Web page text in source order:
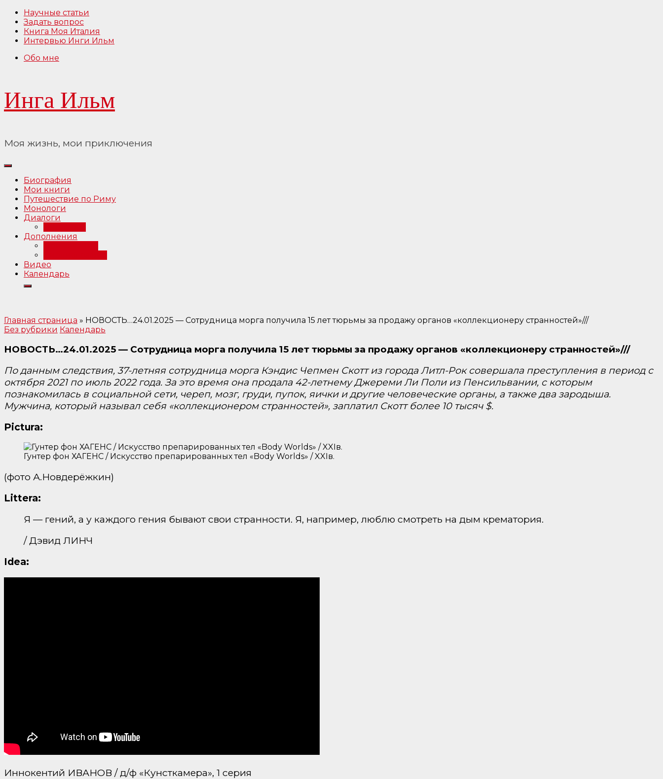
Перейти
содержимому
Научные статьи
Задать вопрос
Книга Моя Италия
Интервью Инги Ильм
Обо мне
Инга Ильм
Моя жизнь, мои приключения
Биография
Мои книги
Путешествие по Риму
Монологи
Диалоги
Дополнения
Видео
Календарь
Главная страница » НОВОСТЬ…24.01.2025 — Сотрудница морга получила 15 лет тюрьмы за продажу органов «коллекционеру странностей»///
Без рубрики Календарь
НОВОСТЬ…24.01.2025 — Сотрудница морга получила 15 лет тюрьмы за продажу органов «коллекционеру странностей»///
По данным следствия, 37-летняя сотрудница морга Кэндис Чепмен Скотт из города Литл-Рок совершала преступления в период с
октября 2021 по июль 2022 года. За это время она продала 42-летнему Джереми Ли Поли из Пенсильвании, с которым
познакомилась в социальной сети, череп, мозг, груди, пупок, яички и другие человеческие органы, а также два зародыша.
Мужчина, который называл себя «коллекционером странностей», заплатил Скотт более 10 тысяч $.
Pictura:
Гунтер фон ХАГЕНС / Искусство препарированных тел «Body Worlds» / XXIв.
(фото А.Новдерёжкин)
Littera:
Я — гений, а у каждого гения бывают свои странности. Я, например, люблю смотреть на дым крематория.
/ Дэвид ЛИНЧ
Idea:
Иннокентий ИВАНОВ / д/ф «Кунсткамера», 1 серия